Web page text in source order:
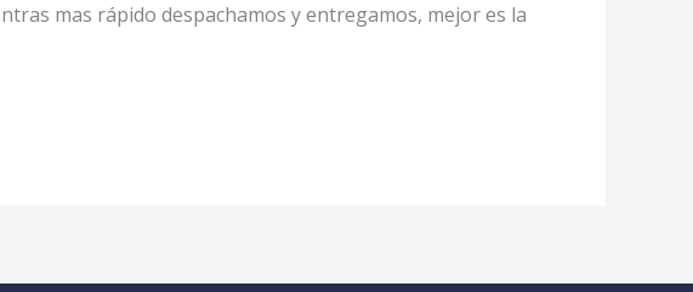
mas rápido despachamos y entregamos, mejor es la